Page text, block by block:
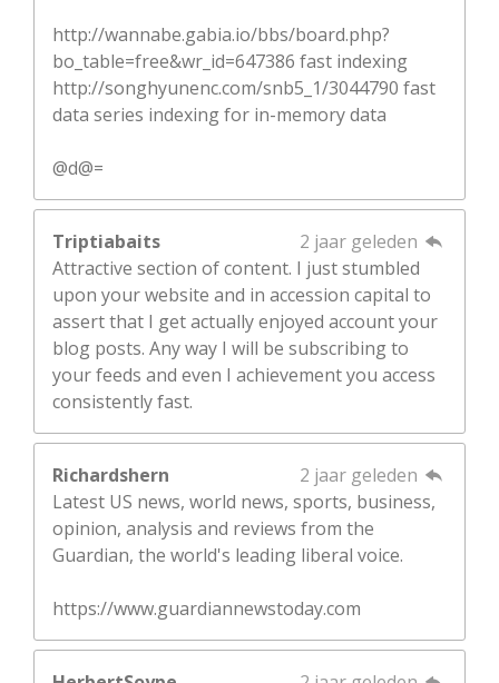
http://wannabe.gabia.io/bbs/board.php?
bo_table=free&wr_id=647386 fast indexing
http://songhyunenc.com/snb5_1/3044790 fast
data series indexing for in-memory data
@d@=
Triptiabaits
2 jaar geleden
Attractive section of content. I just stumbled
upon your website and in accession capital to
assert that I get actually enjoyed account your
blog posts. Any way I will be subscribing to
your feeds and even I achievement you access
consistently fast.
Richardshern
2 jaar geleden
Latest US news, world news, sports, business,
opinion, analysis and reviews from the
Guardian, the world's leading liberal voice.
https://www.guardiannewstoday.com